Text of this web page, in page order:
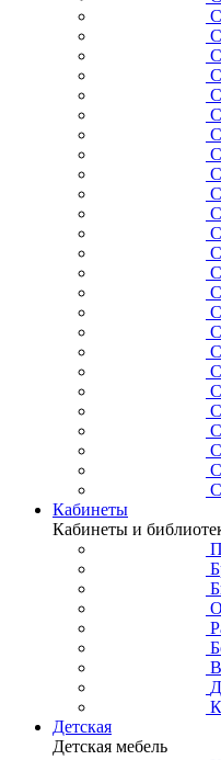
Кабинеты
Кабинеты и
Детская
Детская мебель